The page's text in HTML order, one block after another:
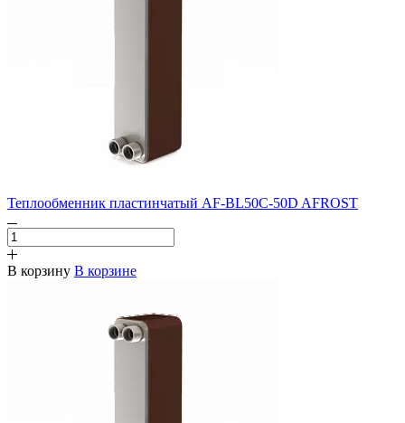
Теплообменник пластинчатый AF-BL50C-50D AFROST
В корзину В корзине